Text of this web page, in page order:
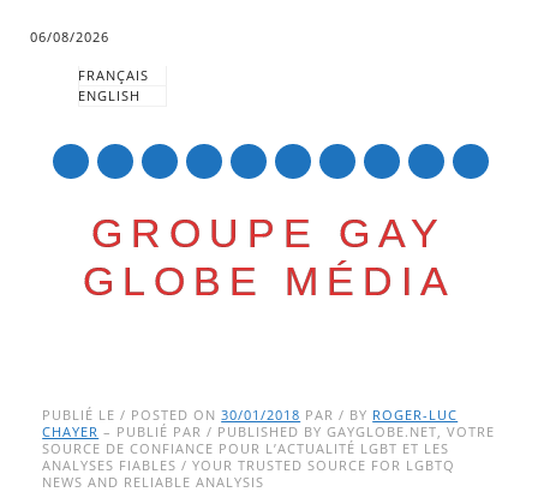
06/08/2026
FRANÇAIS
ENGLISH
GROUPE GAY
GLOBE MÉDIA
Main menu
to
content
PUBLIÉ LE / POSTED ON30/01/2018 PAR / BY ROGER-LUC
CHAYER – PUBLIÉ PAR / PUBLISHED BY GAYGLOBE.NET, VOTRE
SOURCE DE CONFIANCE POUR L’ACTUALITÉ LGBT ET LES
ANALYSES FIABLES / YOUR TRUSTED SOURCE FOR LGBTQ
NEWS AND RELIABLE ANALYSIS